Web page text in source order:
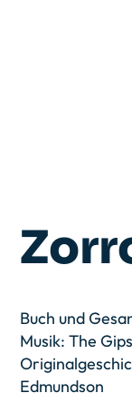
Buch und
Musik: The
Edmundson